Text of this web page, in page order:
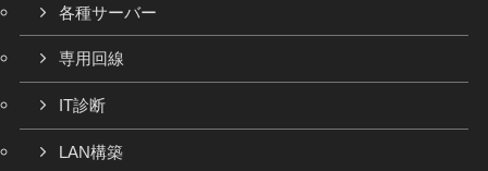
各種サーバー
専用回線
IT診断
LAN構築